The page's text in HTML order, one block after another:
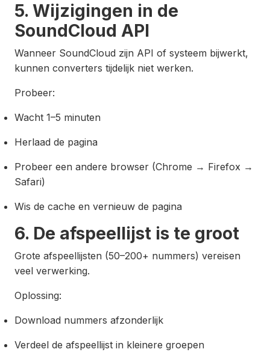
5. Wijzigingen in de
SoundCloud API
Wanneer SoundCloud zijn API of systeem bijwerkt,
kunnen converters tijdelijk niet werken.
Probeer:
Wacht 1–5 minuten
Herlaad de pagina
Probeer een andere browser (Chrome → Firefox →
Safari)
Wis de cache en vernieuw de pagina
6. De afspeellijst is te groot
Grote afspeellijsten (50–200+ nummers) vereisen
veel verwerking.
Oplossing:
Download nummers afzonderlijk
Verdeel de afspeellijst in kleinere groepen